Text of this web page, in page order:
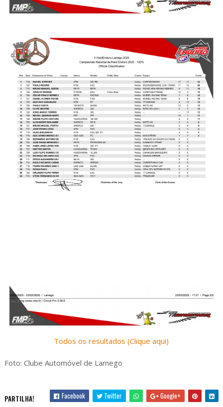
Todos os resultados (Clique aqui)
Foto: Clube Automóvel de Lamego
PARTILHA! Facebook Twitter Google+